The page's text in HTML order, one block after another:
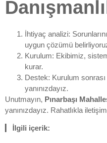
İhtiyaç analizi:
uygun çözümü
Kurulum: Ekibimiz,
kurar.
Destek: Kurulum sonrası
yanınızdayız.
Unutmayın, Pınarbaşı
yanınızdayız. Rahatlıkla
İlgili içerik: